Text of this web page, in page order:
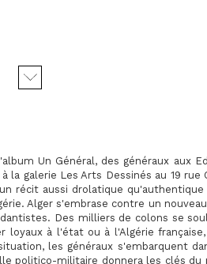
Un Général, des généraux aux
la galerie Les Arts Dessinés au 19 rue
récit aussi drolatique
Alger s'embrase contre un
Des milliers de colons se
loyaux à l'état ou à l'Algérie
les généraux s'embarquent
politico-militaire donnera les clés du